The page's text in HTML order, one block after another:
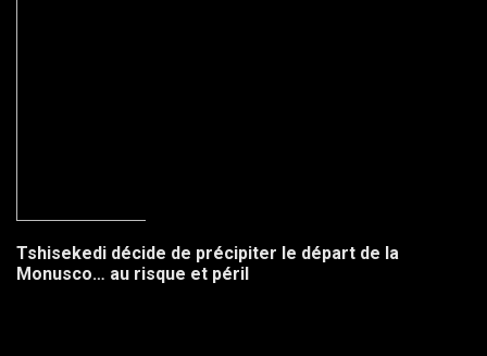
Tshisekedi décide de précipiter le départ de la
Monusco… au risque et péril